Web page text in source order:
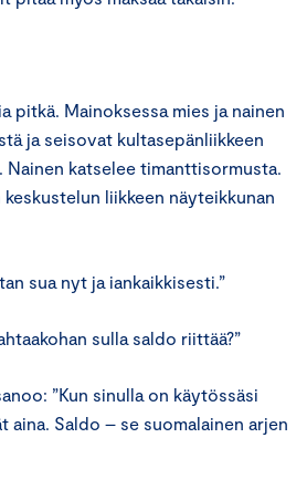
pitkä. Mainoksessa mies ja nainen
ja seisovat kultasepänliikkeen
Nainen katselee timanttisormusta.
liikkeen näyteikkunan
sua nyt ja iankaikkisesti.”
sulla saldo riittää?”
”Kun sinulla on käytössäsi
aina. Saldo – se suomalainen arjen